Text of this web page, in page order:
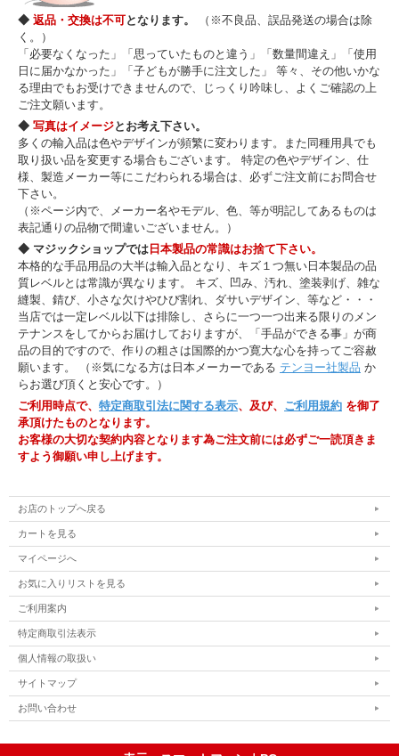
◆ 返品・交換は不可となります。
（※不良品、誤品発送の場合は除
く。）
「必要なくなった」「思っていたものと違う」「数量間違え」「使用
日に届かなかった」「子どもが勝手に注文した」 等々、その他いかな
る理由でもお受けできませんので、じっくり吟味し、よくご確認の上
ご注文願います。
◆ 写真はイメージとお考え下さい。
多くの輸入品は色やデザインが頻繁に変わります。また同種用具でも
取り扱い品を変更する場合もございます。 特定の色やデザイン、仕
様、製造メーカー等にこだわられる場合は、必ずご注文前にお問合せ
下さい。
（※ページ内で、メーカー名やモデル、色、等が明記してあるものは
表記通りの品物で間違いございません。）
◆ マジックショップでは 日本製品の常識はお捨て下さい。
本格的な手品用品の大半は輸入品となり、キズ１つ無い日本製品の品
質レベルとは常識が異なります。 キズ、凹み、汚れ、塗装剥げ、雑な
縫製、錆び、小さな欠けやひび割れ、ダサいデザイン、等など・・・
当店では一定レベル以下は排除し、さらに一つ一つ出来る限りのメン
テナンスをしてからお届けしておりますが、「手品ができる事」が商
品の目的ですので、作りの粗さは国際的かつ寛大な心を持ってご容赦
願います。 （※気になる方は日本メーカーである テンヨー社製品 か
らお選び頂くと安心です。）
ご利用時点で、 特定商取引法に関する表示、及び、 ご利用規約 を御了
承頂けたものとなります。
お客様の大切な契約内容となります為ご注文前には必ずご一読頂きま
すよう御願い申し上げます。
お店のトップへ戻る
カートを見る
マイページへ
お気に入りリストを見る
ご利用案内
特定商取引法表示
個人情報の取扱い
サイトマップ
お問い合わせ